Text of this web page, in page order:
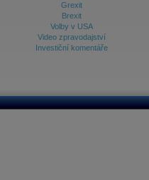
Grexit
Brexit
Volby v USA
Video zpravodajství
Investiční komentáře